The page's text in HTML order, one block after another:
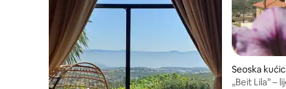
Seoska
„Beit Lila” –